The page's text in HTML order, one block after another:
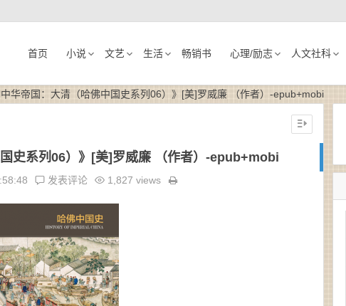
首页 小说 文艺 生活 畅销书 心理/励志 人文社科
中华帝国：大清（哈佛中国史系列06）》[美]罗威廉 （作者）-epub+mobi
史系列06）》[美]罗威廉 （作者）-epub+mobi
发表评论 1,827 views